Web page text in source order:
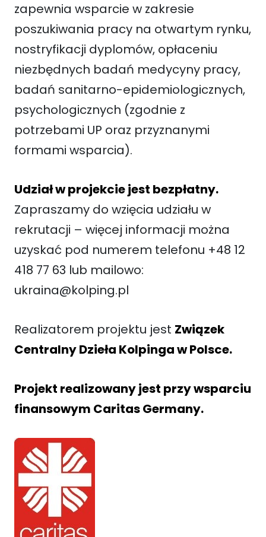
zapewnia wsparcie w zakresie
poszukiwania pracy na otwartym rynku,
nostryfikacji dyplomów, opłaceniu
niezbędnych badań medycyny pracy,
badań sanitarno-epidemiologicznych,
psychologicznych (zgodnie z
potrzebami UP oraz przyznanymi
formami wsparcia).
Udział w projekcie jest bezpłatny.
Zapraszamy do wzięcia udziału w
rekrutacji – więcej informacji można
uzyskać pod numerem telefonu +48 12
418 77 63 lub mailowo:
ukraina@kolping.pl
Realizatorem projektu jest Związek
Centralny Dzieła Kolpinga w Polsce.
Projekt realizowany jest przy wsparciu
finansowym Caritas Germany.